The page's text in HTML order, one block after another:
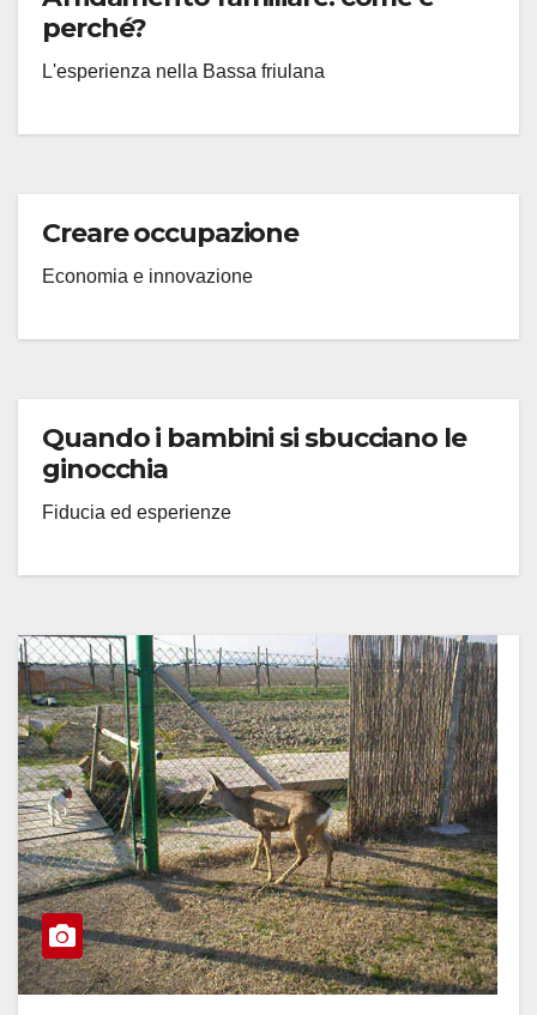
perché?
L'esperienza nella Bassa friulana
Creare occupazione
Economia e innovazione
Quando i bambini si sbucciano le
ginocchia
Fiducia ed esperienze